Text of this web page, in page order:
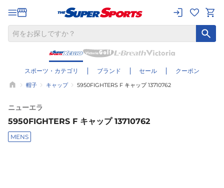
スポーツ・カテゴリ ブランド セール クーポン
帽子 キャップ 5950FIGHTERS F キャップ 13710762
ニューエラ
5950FIGHTERS F キャップ 13710762
MENS